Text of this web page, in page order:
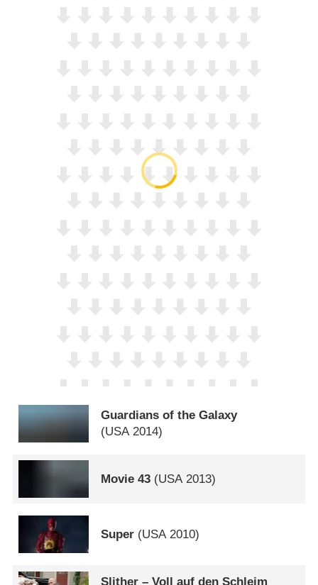
Guardians of the Galaxy
(USA2014)
Movie 43 (USA2013)
Super (USA2010)
Slither – Voll auf den Schleim